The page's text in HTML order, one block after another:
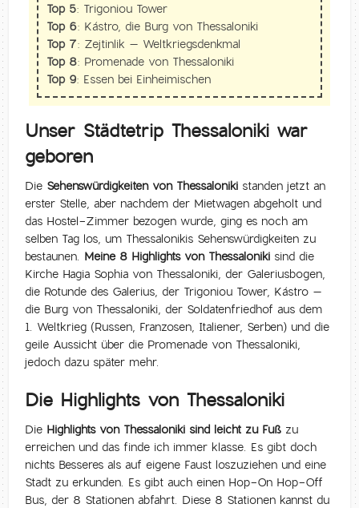
Top 5: Trigoniou Tower
Top 6: Kástro, die Burg von Thessaloniki
Top 7: Zejtinlik – Weltkriegsdenkmal
Top 8: Promenade von Thessaloniki
Top 9: Essen bei Einheimischen
Unser Städtetrip Thessaloniki war
geboren
Die Sehenswürdigkeiten von Thessaloniki standen jetzt an
erster Stelle, aber nachdem der Mietwagen abgeholt und
das Hostel-Zimmer bezogen wurde, ging es noch am
selben Tag los, um Thessalonikis Sehenswürdigkeiten zu
bestaunen. Meine 8 Highlights von Thessaloniki sind die
Kirche Hagia Sophia von Thessaloniki, der Galeriusbogen,
die Rotunde des Galerius, der Trigoniou Tower, Kástro –
die Burg von Thessaloniki, der Soldatenfriedhof aus dem
1. Weltkrieg (Russen, Franzosen, Italiener, Serben) und die
geile Aussicht über die Promenade von Thessaloniki,
jedoch dazu später mehr.
Die Highlights von Thessaloniki
Die Highlights von Thessaloniki sind leicht zu Fuß zu
erreichen und das finde ich immer klasse. Es gibt doch
nichts Besseres als auf eigene Faust loszuziehen und eine
Stadt zu erkunden. Es gibt auch einen Hop-On Hop-Off
Bus, der 8 Stationen abfahrt. Diese 8 Stationen kannst du